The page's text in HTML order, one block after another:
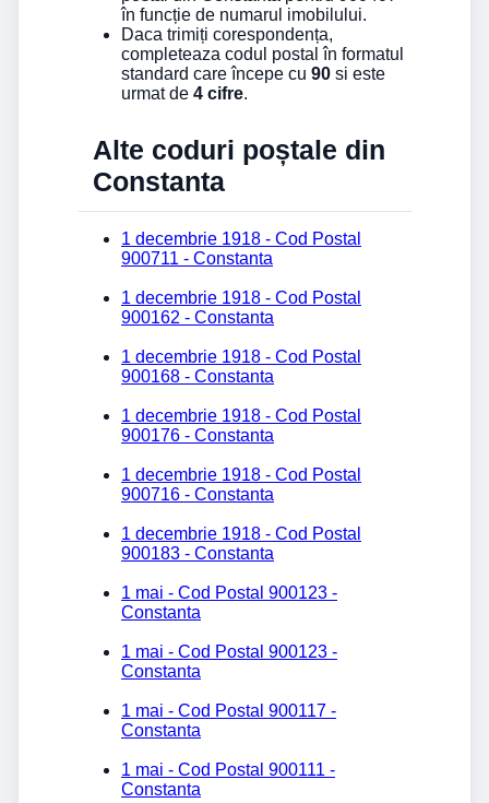
în funcție de numarul imobilului.
Daca trimiți corespondența,
completeaza codul postal în formatul
standard care începe cu 90 si este
urmat de 4 cifre.
Alte coduri poștale din
Constanta
1 decembrie 1918 - Cod Postal
900711 - Constanta
1 decembrie 1918 - Cod Postal
900162 - Constanta
1 decembrie 1918 - Cod Postal
900168 - Constanta
1 decembrie 1918 - Cod Postal
900176 - Constanta
1 decembrie 1918 - Cod Postal
900716 - Constanta
1 decembrie 1918 - Cod Postal
900183 - Constanta
1 mai - Cod Postal 900123 -
Constanta
1 mai - Cod Postal 900123 -
Constanta
1 mai - Cod Postal 900117 -
Constanta
1 mai - Cod Postal 900111 -
Constanta